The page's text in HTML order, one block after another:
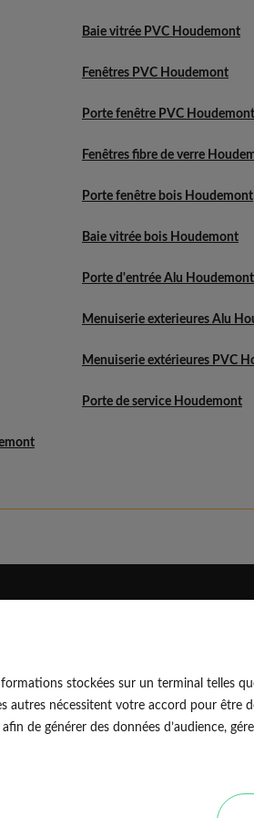
Baie vitrée PVC Houdemont
Fenêtres PVC Houdemont
Porte fenêtre PVC Houdemont
Fenêtres fibre de verre
Porte fenêtre bois Houdemont
Baie vitrée bois Houdemont
Porte d'entrée Alu Houdemont
Menuiserie exterieures Alu
Menuiserie extérieures PVC
Porte de service Houdemont
Rejoindre notre équipe
stockées sur un terminal telles
autres nécessitent votre accord pour
de générer des données d’audience,